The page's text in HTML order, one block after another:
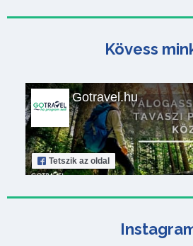
Kövess
Gotravel.hu
Tetszik az oldal